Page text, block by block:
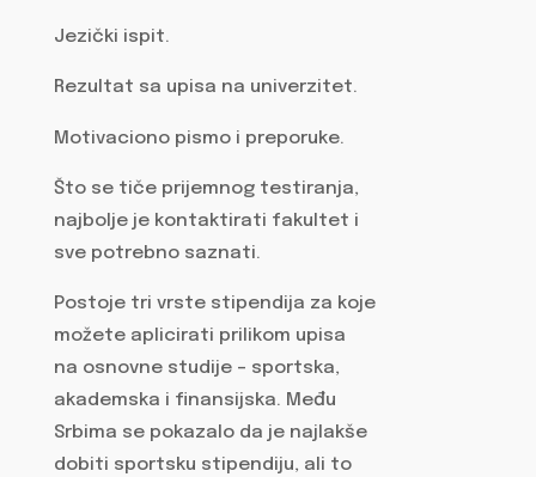
Jezički ispit.
Rezultat sa upisa na univerzitet.
Motivaciono pismo i preporuke.
Što se tiče prijemnog testiranja,
najbolje je kontaktirati fakultet i
sve potrebno saznati.
Postoje tri vrste stipendija za koje
možete aplicirati prilikom upisa
na osnovne studije – sportska,
akademska i finansijska. Među
Srbima se pokazalo da je najlakše
dobiti sportsku stipendiju, ali to